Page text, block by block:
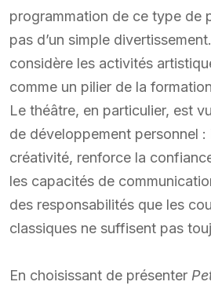
programmation de ce type de
pas d’un simple
considère les activités
comme un pilier de la
Le théâtre, en particulier, est
de développement personnel :
créativité, renforce la
les capacités de
des responsabilités que les
classiques ne suffisent pas
En choisissant de présenter